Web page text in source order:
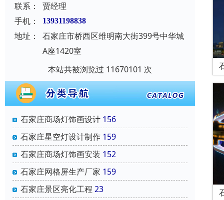
联系：
贾经理
手机：
13931198838
地址：
石家庄市桥西区维明南大街399号中华城
A座1420室
本站共被浏览过 11670101 次
石家庄商场灯饰画设计 156
石家庄星空灯设计制作 159
石家庄商场灯饰画安装 152
石家庄网格屏生产厂家 159
石家庄景区亮化工程 23